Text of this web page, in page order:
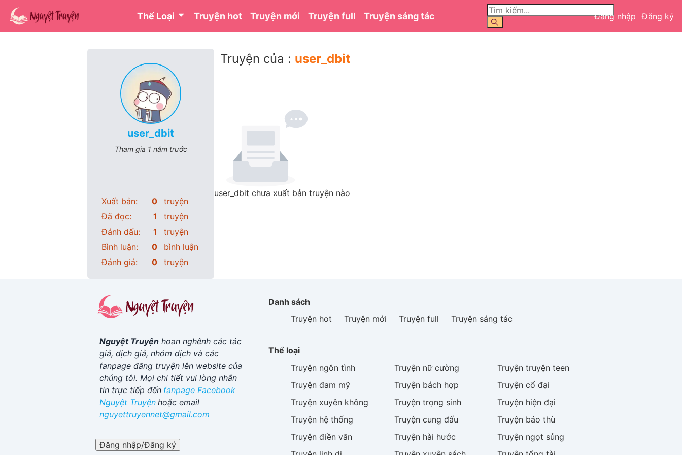
Thể Loại Truyện hot Truyện mới Truyện full Truyện sáng tác Đăng nhập Đăng ký
user_dbit
Tham gia 1 năm trước
Xuất bản: 0
truyện
Đã đọc:
1
truyện
Đánh dấu:
1
truyện
Bình luận:
0
bình luận
Đánh giá:
0 truyện
Truyện của : user_dbit
user_dbit chưa xuất bản truyện nào
Nguyệt Truyện hoan nghênh các tác
giả, dịch giả, nhóm dịch và các
fanpage đăng truyện lên website của
chúng tôi. Mọi chi tiết vui lòng nhắn
tin trực tiếp đến fanpage Facebook
Nguyệt Truyện hoặc email
nguyettruyennet@gmail.com
Đăng nhập/Đăng ký
Danh sách
Truyện hot
Truyện mới Truyện full Truyện sáng tác
Thể loại
Truyện ngôn tình Truyện nữ cường Truyệntruyện teen
Truyệnđam mỹ Truyện bách hợp Truyệncổ đại
Truyện xuyên không Truyện trọng sinh Truyện hiện đại
Truyện hệ thống Truyện cung đấu Truyện báo thù
Truyệnđiền văn Truyện hài hước Truyện ngọt sủng